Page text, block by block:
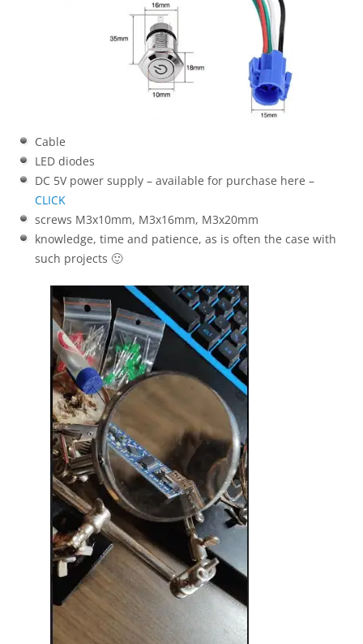
Cable
LED diodes
DC 5V power supply – available for purchase here –
CLICK
screws M3x10mm, M3x16mm, M3x20mm
knowledge, time and patience, as is often the case with
such projects 🙂